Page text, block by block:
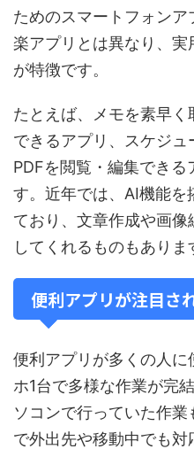
ためのスマートフォン
楽アプリとは異なり、
が特徴です。
たとえば、メモを素早
できるアプリ、スケジュ
PDFを閲覧・編集できる
す。近年では、AI機能を
ており、文章作成や画像
してくれるものもありま
便利アプリが注目さ
便利アプリが多くの人
ホ1台で多様な作業が完
ソコンで行っていた作
で外出先や移動中でも対